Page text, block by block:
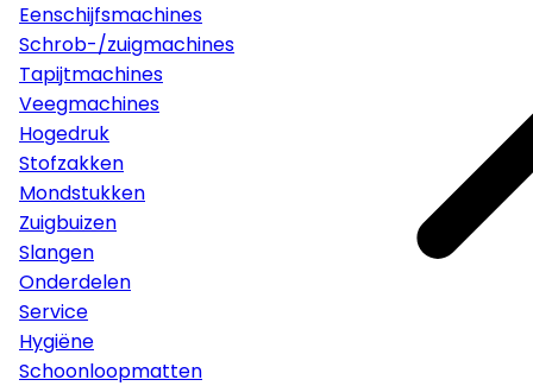
Eenschijfsmachines
Schrob-/zuigmachines
Tapijtmachines
Veegmachines
Hogedruk
Stofzakken
Mondstukken
Zuigbuizen
Slangen
Onderdelen
Service
Hygiëne
Schoonloopmatten